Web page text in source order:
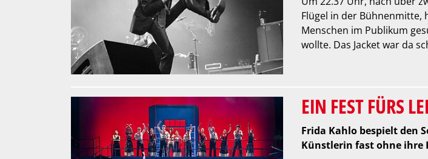
Flügel in der Bühnenmitte,
Menschen im Publikum
wollte. Das Jacket war da
EIN FEST FÜRS
Frida Kahlo bespielt den
Künstlerin fast ohne ihre